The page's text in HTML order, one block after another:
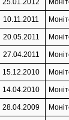
25.01.2012
10.11.2011
20.05.2011
27.04.2011
15.12.2010
14.04.2010
28.04.2009